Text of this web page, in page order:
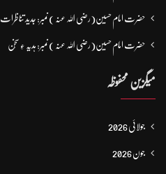
حضرت امام حسین(رضی اللہ عنہ ) نمبر: جدید تناظرات
حضرت امام حسین(رضی اللہ عنہ ) نمبر: ہدیہ ءِ سُخن
میگزین محفوظہ
جولائی 2026
جون 2026